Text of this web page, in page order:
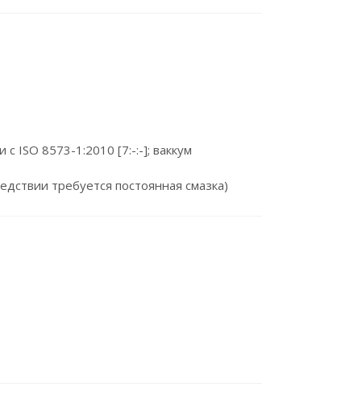
с ISO 8573-1:2010 [7:-:-]; ваккум
требуется постоянная смазка)